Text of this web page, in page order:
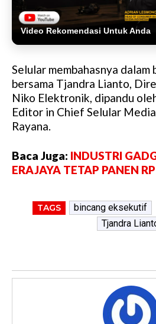
Video Rekomendasi Untuk Anda
Selular membahasnya dalam
bersama Tjandra Lianto,
Niko Elektronik, dipandu
Editor in Chief Selular
Rayana.
Baca Juga: INDUSTRI
ERAJAYA TETAP PANEN
TAGS bincang eksekutif
Tjandra